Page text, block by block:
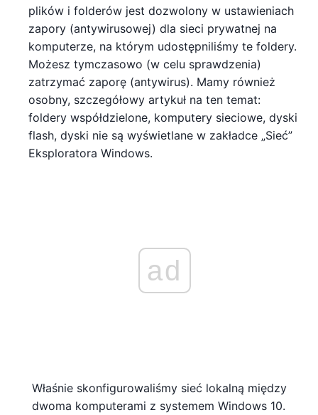
plików i folderów jest dozwolony w ustawieniach
zapory (antywirusowej) dla sieci prywatnej na
komputerze, na którym udostępniliśmy te foldery.
Możesz tymczasowo (w celu sprawdzenia)
zatrzymać zaporę (antywirus). Mamy również
osobny, szczegółowy artykuł na ten temat:
foldery współdzielone, komputery sieciowe, dyski
flash, dyski nie są wyświetlane w zakładce „Sieć”
Eksploratora Windows.
ad
Właśnie skonfigurowaliśmy sieć lokalną między
dwoma komputerami z systemem Windows 10.